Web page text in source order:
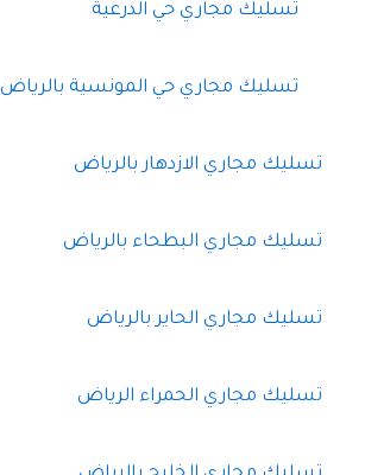
تسليك مجاري حي الدرعية
تسليك مجاري حي المونسية بالرياض
تسليك مجاري الازدهار بالرياض
تسليك مجاري البطحاء بالرياض
تسليك مجاري الحاير بالرياض
تسليك مجاري الحمراء الرياض